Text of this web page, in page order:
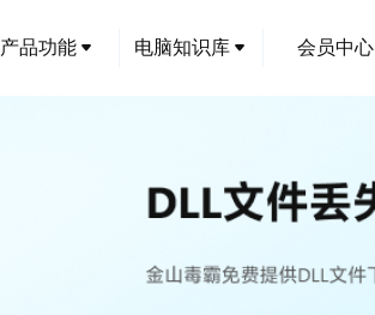
产品功能 电脑知识库 会员中心